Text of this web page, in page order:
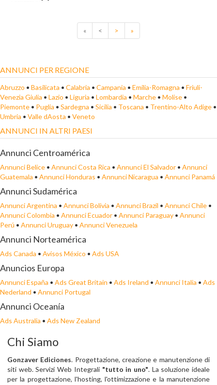
« < > »
ANNUNCI PER REGIONE
Abruzzo • Basilicata • Calabria • Campania • Emilia-Romagna • Friuli-
Venezia Giulia • Lazio • Liguria • Lombardia • Marche • Molise •
Piemonte • Puglia • Sardegna • Sicilia • Toscana • Trentino-Alto Adige •
Umbria • Valle dAosta • Veneto
ANNUNCI IN ALTRI PAESI
Annunci Centroamérica
Annunci Belice • Annunci Costa Rica • Annunci El Salvador • Annunci
Guatemala • Annunci Honduras • Annunci Nicaragua • Annunci Panamá
Annunci Sudamérica
Annunci Argentina • Annunci Bolivia • Annunci Brazil • Annunci Chile •
Annunci Colombia • Annunci Ecuador • Annunci Paraguay • Annunci
Perú • Annunci Uruguay • Annunci Venezuela
Annunci Norteamérica
Ads Canada • Avisos México • Ads USA
Anuncios Europa
Annunci España • Ads Great Britain • Ads Ireland • Annunci Italia • Ads
Nederland • Annunci Portugal
Annunci Oceanía
Ads Australia • Ads New Zealand
Chi Siamo
Gonzaver Ediciones. Progettazione, creazione e manutenzione di
siti web. Servizi Web Integrali "tutto in uno". La soluzione ideale
per la progettazione, l'hosting, l'ottimizzazione e la manutenzione